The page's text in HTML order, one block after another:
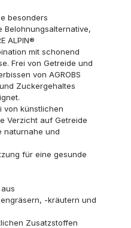
besonders
Belohnungsalternative,
ALPIN®
mit schonend
Frei von Getreide und
von AGROBS
Zuckergehaltes
von künstlichen
Verzicht auf Getreide
naturnahe und
für eine gesunde
-kräutern und
Zusatzstoffen